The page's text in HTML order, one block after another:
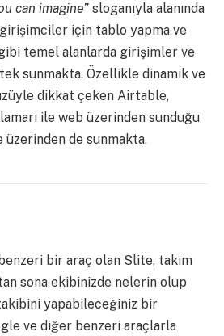
can imagine” sloganıyla alanında
için tablo yapma ve
temel alanlarda girişimler ve
sunmakta. Özellikle dinamik ve
dikkat çeken Airtable,
ile web üzerinden sunduğu
üzerinden de sunmakta.
bir araç olan Slite, takım
sona ekibinizde nelerin olup
yapabileceğiniz bir
ve diğer benzeri araçlarla